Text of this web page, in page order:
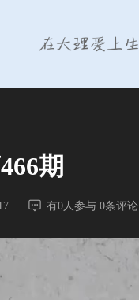
期
有0人参与 0条评论